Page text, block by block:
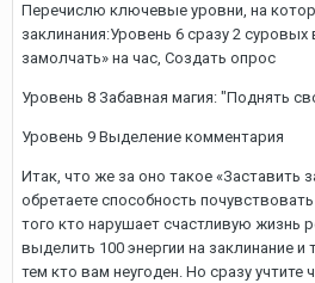
Перечислю ключевые уровни, на
заклинания:Уровень 6 сразу 2 суровых
замолчать» на час, Создать опрос
Уровень 8 Забавная магия: "Поднять
Уровень 9 Выделение комментария
Итак, что же за оно такое «Заставить
обретаете способность
того кто нарушает счастливую жизнь
выделить 100 энергии на заклинание и
тем кто вам неугоден. Но сразу